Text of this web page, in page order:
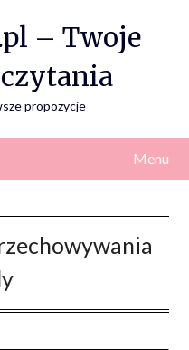
– Twoje
propozycje
Menu